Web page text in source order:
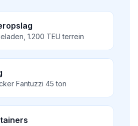
1.200 TEU terrein
Fantuzzi 45 ton